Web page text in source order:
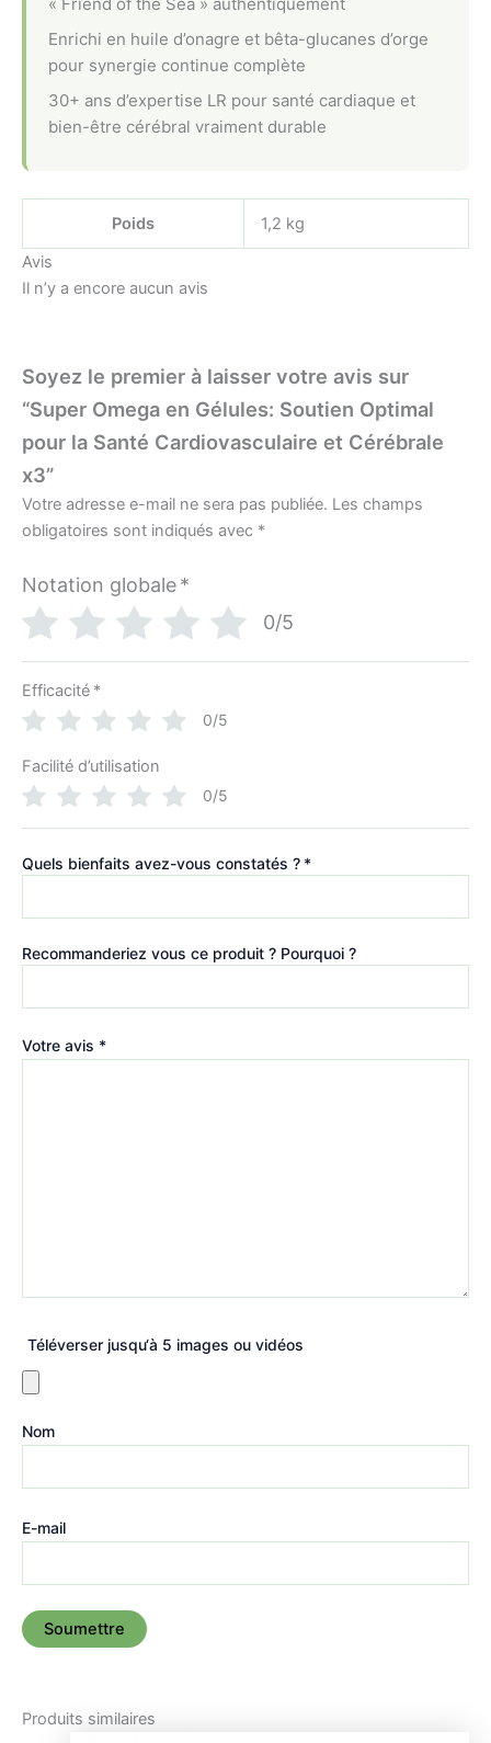
Enrichi en huile d’onagre et bêta-glucanes d’orge
pour synergie continue complète
30+ ans d’expertise LR pour santé cardiaque et
bien-être cérébral vraiment durable
Poids
1,2 kg
Avis
Il n’y a encore aucun avis
Soyez le premier à laisser votre avis sur
“Super Omega en Gélules: Soutien Optimal
pour la Santé Cardiovasculaire et Cérébrale
x3”
Votre adresse e-mail ne sera pas publiée. Les champs
obligatoires sont indiqués avec *
Notation globale*
0/5
Efficacité *
0/5
Facilité d’utilisation
0/5
Quels bienfaits avez-vous constatés ? *
Recommanderiez vous ce produit ? Pourquoi ?
Votre avis *
Téléverser jusqu‘à 5 images ou vidéos
Nom
E-mail
Produits similaires